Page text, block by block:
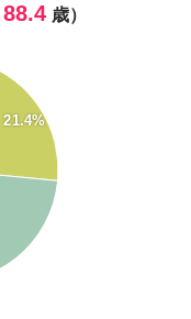
88.4 歳）
21.4%